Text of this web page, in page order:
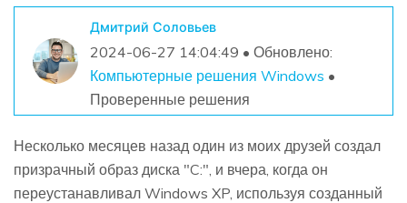
Дмитрий Соловьев
2024-06-27 14:04:49 • Обновлено:
Компьютерные решения Windows •
Проверенные решения
Несколько месяцев назад один из моих друзей создал
призрачный образ диска "C:", и вчера, когда он
переустанавливал Windows XP, используя созданный